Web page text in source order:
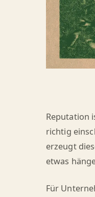
Reputation
richtig
erzeugt
etwas
Für